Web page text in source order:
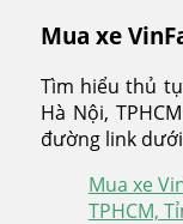
Mua xe
Tìm hiểu thủ
Hà Nội,
đường link
Mua xe
TPHCM,